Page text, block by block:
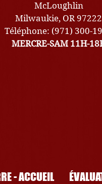
McLoughlin
Milwaukie, OR 97222
Téléphone: (971) 300-
MERCRE-SAM 11H-
- ACCUEIL